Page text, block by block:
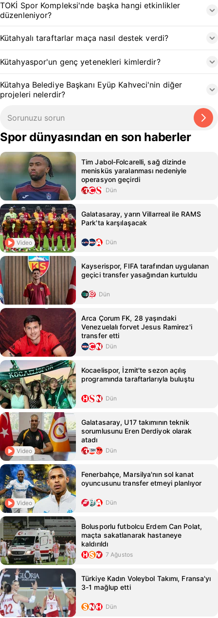
TOKİ Spor Kompleksi'nde başka hangi etkinlikler
düzenleniyor?
Kütahyalı taraftarlar maça nasıl destek verdi?
Kütahyaspor'un genç yetenekleri kimlerdir?
Kütahya Belediye Başkanı Eyüp Kahveci'nin diğer
projeleri nelerdir?
Spor dünyasından en son haberler
Tim Jabol-Folcarelli, sağ dizinde
menisküs yaralanması nedeniyle
operasyon geçirdi
Dün
Video
Galatasaray, yarın Villarreal ile RAMS
Park'ta karşılaşacak
Dün
Kayserispor, FIFA tarafından uygulanan
geçici transfer yasağından kurtuldu
Dün
Arca Çorum FK, 28 yaşındaki
Venezuelalı forvet Jesus Ramirez'i
transfer etti
Dün
Kocaelispor, İzmit'te sezon açılış
programında taraftarlarıyla buluştu
Dün
Video
Galatasaray, U17 takımının teknik
sorumlusunu Eren Derdiyok olarak
atadı
Dün
Video
Fenerbahçe, Marsilya'nın sol kanat
oyuncusunu transfer etmeyi planlıyor
Dün
Bolusporlu futbolcu Erdem Can Polat,
maçta sakatlanarak hastaneye
kaldırıldı
7 Ağustos
Türkiye Kadın Voleybol Takımı, Fransa'yı
3-1 mağlup etti
Dün